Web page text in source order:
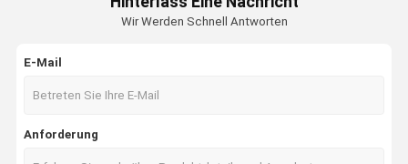
Bitte Um Ein
Maschinen zum Stichen von Nadeln
Wir Werden Schnell Antworten
E-Mail
Anforderung